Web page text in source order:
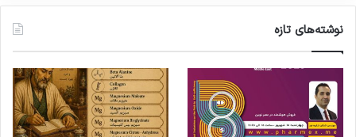
نوشته‌های تازه